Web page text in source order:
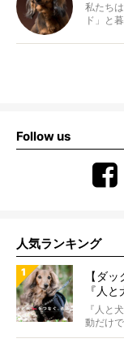
私たち
ド」と
Follow us
人気ランキング
【ダ
『人
『人と
動だけ
あ...